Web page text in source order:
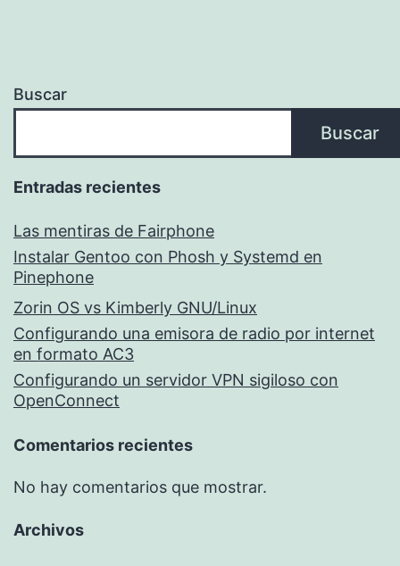
Buscar
Buscar
Entradas recientes
Las mentiras de Fairphone
Instalar Gentoo con Phosh y Systemd en
Pinephone
Zorin OS vs Kimberly GNU/Linux
Configurando una emisora de radio por internet
en formato AC3
Configurando un servidor VPN sigiloso con
OpenConnect
Comentarios recientes
No hay comentarios que mostrar.
Archivos